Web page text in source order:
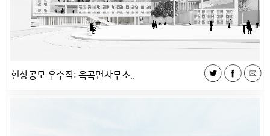
현상공모 우수작: 옥곡면사무소..